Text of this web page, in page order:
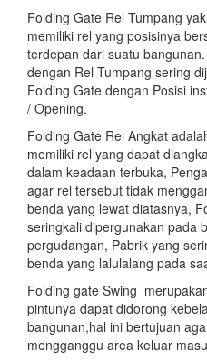
Folding Gate Rel Tumpang
memiliki rel yang posisinya
terdepan dari suatu
dengan Rel Tumpang sering
Folding Gate dengan Posisi
/ Opening.
Folding Gate Rel Angkat
memiliki rel yang dapat
dalam keadaan terbuka,
agar rel tersebut tidak
benda yang lewat diatasnya,
seringkali dipergunakan pada
pergudangan, Pabrik yang
benda yang lalulalang pada
Folding gate Swing
pintunya dapat didorong
bangunan,hal ini bertujuan
mengganggu area keluar